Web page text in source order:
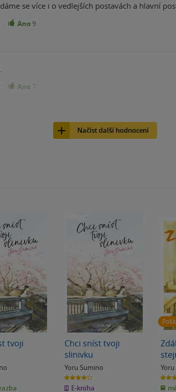
se více i o vedlejších postavách a hlavní
Ano 9
Ano 7
Načíst další hodnocení
tvoji
Chci sníst tvoji
slinivku
Yoru Sumino
4.0
z
5 E-kniha
4.7
z
5